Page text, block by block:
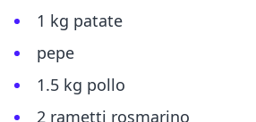
1 kg patate
pepe
1.5 kg pollo
2 rametti rosmarino